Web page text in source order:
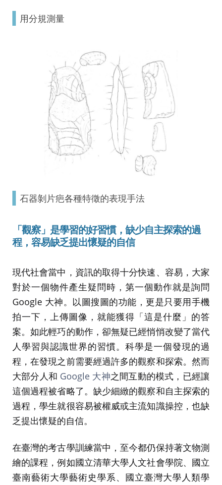
用分規測量
石器剝片疤各種特徵的表現手法
「 觀察」 是學習的好習慣， 缺少自主探索的過
程，容易缺乏提出懷疑的自信
現代社會當中，資訊的取得十分快速、容易，大家
對於一個物件產生疑問時，第一個動作就是詢問
Google 大神。以圖搜圖的功能，更是只要用手機
拍一下，上傳圖像，就能獲得「這是什麼」的答
案。如此輕巧的動作，卻無疑已經悄悄改變了當代
人學習與認識世界的習慣。科學是一個發現的過
程，在發現之前需要經過許多的觀察和探索。然而
大部分人和 Google 大神之間互動的模式，已經讓
這個過程被省略了。缺少細緻的觀察和自主探索的
過程，學生就很容易被權威或主流知識操控，也缺
乏提出懷疑的自信。
在臺灣的考古學訓練當中，至今都仍保持著文物測
繪的課程，例如國立清華大學人文社會學院、國立
臺南藝術大學藝術史學系、國立臺灣大學人類學